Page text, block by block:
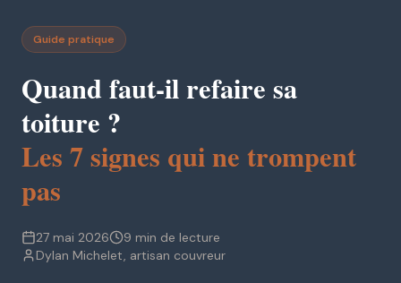
Guide pratique
Quand faut-il refaire sa
toiture ?
Les 7 signes qui ne trompent
pas
27 mai 2026
9 min de lecture
Dylan Michelet, artisan couvreur